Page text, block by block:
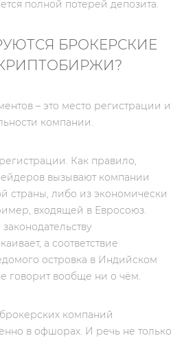
полной потерей депозита.
БРОКЕРСКИЕ
– это место регистрации и
компании.
Как правило,
вызывают компании
страны, либо из экономически
входящей в Евросоюз.
а соответствие
островка в Индийском
говорит вообще ни о чём.
компаний
в офшорах. И речь не только